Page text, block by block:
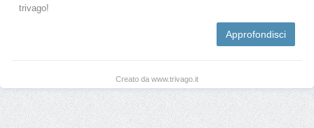
trivago!
Approfondisci
Creato da www.trivago.it